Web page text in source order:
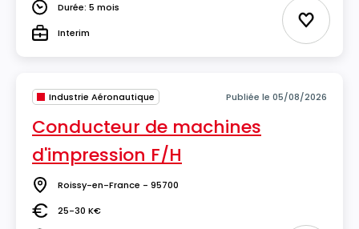
DuréeDurée: 5 mois
TypeInterim Ajouter
Industrie Aéronautique Publiée le 05/08/2026
Conducteur de machines
d'impression F/H
Lieu Roissy-en-France - 95700
Salaire25-30 K€